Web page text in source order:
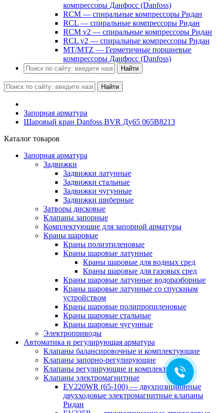
компрессоры Данфосс (Danfoss)
RCM — спиральные компрессоры Ридан
RCL — спиральные компрессоры Ридан
RCM v2 — спиральные компрессоры Ридан
RCL v2 — спиральные компрессоры Ридан
MT/MTZ — Герметичные поршневые
компрессоры Данфосс (Danfoss)
Найти
Найти
Запорная арматура
Шаровый кран Danfoss BVR Ду65 065B8213
Каталог товаров
Запорная арматура
Задвижки
Задвижки латунные
Задвижки стальные
Задвижки чугунные
Задвижки шиберные
Затворы дисковые
Клапаны запорные
Комплектующие для запорной арматуры
Краны шаровые
Краны полиэтиленовые
Краны шаровые латунные
Краны шаровые для водных сред
Краны шаровые для газовых сред
Краны шаровые латунные водоразборные
Краны шаровые латунные со спускным
устройством
Краны шаровые полипропиленовые
Краны шаровые стальные
Краны шаровые чугунные
Электроприводы
Автоматика и регулирующая арматура
Клапаны балансировочные и комплектующие
Клапаны запорно-регулирующие
Клапаны регулирующие и комплектующие
Клапаны электромагнитные
EV220WR (65-100) — двухпозиционные
двухходовые электромагнитные клапаны
Ридан